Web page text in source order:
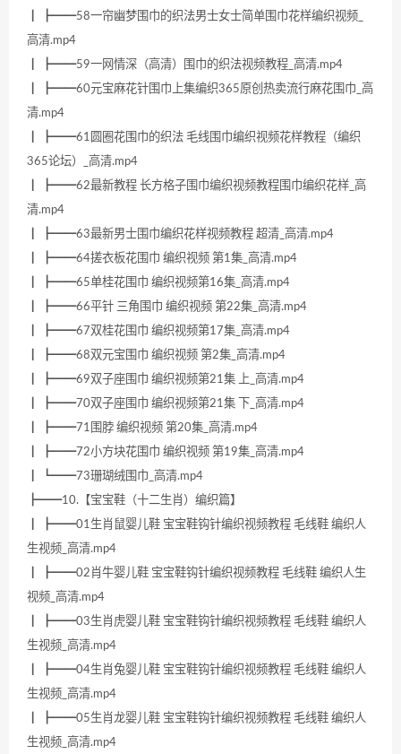
┃ ┣━━58一帘幽梦围巾的织法男士女士简单围巾花样编织视频_
高清.mp4
┃ ┣━━59一网情深（高清）围巾的织法视频教程_高清.mp4
┃ ┣━━60元宝麻花针围巾上集编织365原创热卖流行麻花围巾_高
清.mp4
┃ ┣━━61圆圈花围巾的织法 毛线围巾编织视频花样教程（编织
365论坛）_高清.mp4
┃ ┣━━62最新教程 长方格子围巾编织视频教程围巾编织花样_高
清.mp4
┃ ┣━━63最新男士围巾编织花样视频教程 超清_高清.mp4
┃ ┣━━64搓衣板花围巾 编织视频 第1集_高清.mp4
┃ ┣━━65单桂花围巾 编织视频第16集_高清.mp4
┃ ┣━━66平针 三角围巾 编织视频 第22集_高清.mp4
┃ ┣━━67双桂花围巾 编织视频第17集_高清.mp4
┃ ┣━━68双元宝围巾 编织视频 第2集_高清.mp4
┃ ┣━━69双子座围巾 编织视频第21集 上_高清.mp4
┃ ┣━━70双子座围巾 编织视频第21集 下_高清.mp4
┃ ┣━━71围脖 编织视频 第20集_高清.mp4
┃ ┣━━72小方块花围巾 编织视频 第19集_高清.mp4
┃ ┗━━73珊瑚绒围巾_高清.mp4
┣━━10.【宝宝鞋（十二生肖）编织篇】
┃ ┣━━01生肖鼠婴儿鞋 宝宝鞋钩针编织视频教程 毛线鞋 编织人
生视频_高清.mp4
┃ ┣━━02肖牛婴儿鞋 宝宝鞋钩针编织视频教程 毛线鞋 编织人生
视频_高清.mp4
┃ ┣━━03生肖虎婴儿鞋 宝宝鞋钩针编织视频教程 毛线鞋 编织人
生视频_高清.mp4
┃ ┣━━04生肖兔婴儿鞋 宝宝鞋钩针编织视频教程 毛线鞋 编织人
生视频_高清.mp4
┃ ┣━━05生肖龙婴儿鞋 宝宝鞋钩针编织视频教程 毛线鞋 编织人
生视频_高清.mp4